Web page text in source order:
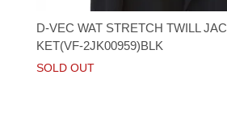
D-VEC WAT STRETCH TWILL JAC
KET(VF-2JK00959)BLK
SOLD OUT